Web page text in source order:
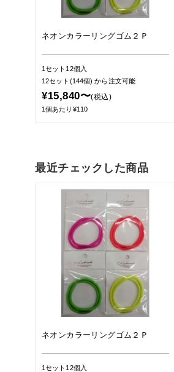
ネオンカラーリングゴム２Ｐ
1セット12個入
12セット(144個)から注文可能
¥15,840〜(税込)
1個あたり¥110
最近チェックした商品
ネオンカラーリングゴム２Ｐ
1セット12個入